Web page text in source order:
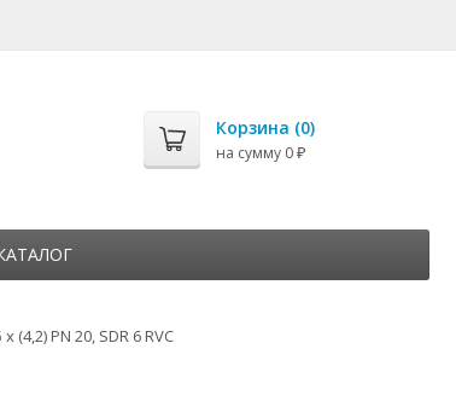
Корзина (0)
на сумму 0 ₽
(4,2) PN 20, SDR 6 RVC